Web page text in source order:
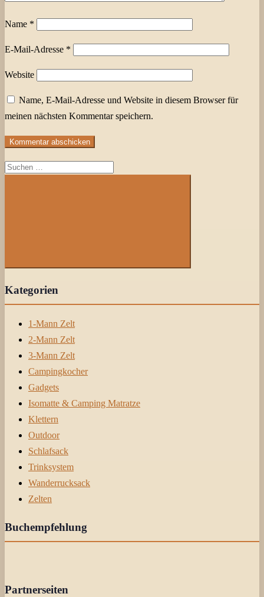
Name *
E-Mail-Adresse *
Website
Name, E-Mail-Adresse und Website in diesem Browser für
meinen nächsten Kommentar speichern.
Suchen
Suchen
Kategorien
1-Mann Zelt
2-Mann Zelt
3-Mann Zelt
Campingkocher
Gadgets
Isomatte & Camping Matratze
Klettern
Outdoor
Schlafsack
Trinksystem
Wanderrucksack
Zelten
Buchempfehlung
Partnerseiten